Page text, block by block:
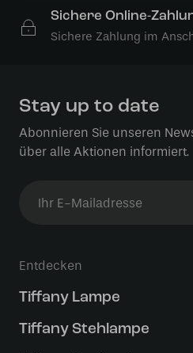
Sichere Online-
Sichere Zahlung im
Stay up to date
Abonnieren Sie unseren
über alle Aktionen informiert.
Entdecken
Tiffany Lampe
Tiffany Stehlampe